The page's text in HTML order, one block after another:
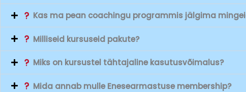
Kas ma pean coachingu programmis jälgima
Milliseid kursuseid pakute?
Miks on kursustel tähtajaline kasutusvõimalus?
Mida annab mulle Enesearmastuse membership?